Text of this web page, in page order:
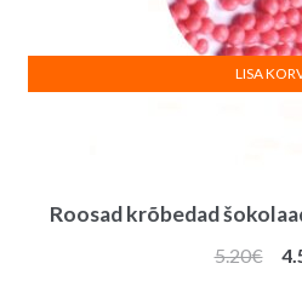
Roosad krõbedad
5.20€
LISA